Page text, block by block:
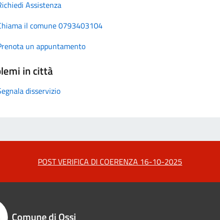
Assistenza
il comune 0793403104
un appuntamento
in città
disservizio
POST VERIFICA DI COERENZA 16-10-2025
Comune di Ossi